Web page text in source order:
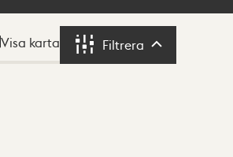
Visa karta Filtrera Filtrera